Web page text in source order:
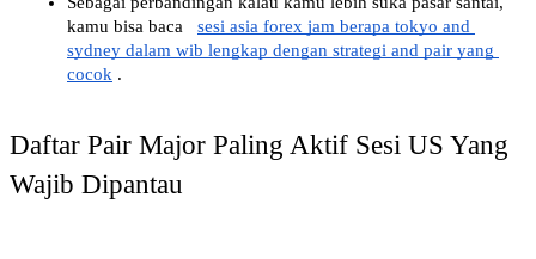
kamu bisa baca
sesi asia forex jam berapa tokyo and
sydney dalam wib lengkap dengan strategi and pair yang
cocok .
Daftar Pair Major Paling Aktif Sesi US Yang
Wajib Dipantau